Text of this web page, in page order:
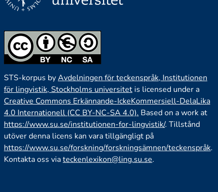
STS-korpus byAvdelningen för teckenspråk, Institutionen
för lingvistik, Stockholms universitet is licensed under a
Creative Commons Erkännande-IckeKommersiell-DelaLika
4.0 Internationell (CC BY-NC-SA 4.0). Based on a work at
https://www.su.se/institutionen-for-lingvistik/. Tillstånd
utöver denna licens kan vara tillgängligt på
https://www.su.se/forskning/forskningsämnen/teckenspråk.
Kontakta oss viateckenlexikon@ling.su.se.